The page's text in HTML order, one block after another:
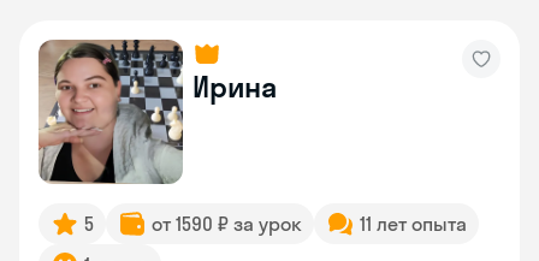
Ирина
5 от 1590 ₽ за урок
11 лет опыта